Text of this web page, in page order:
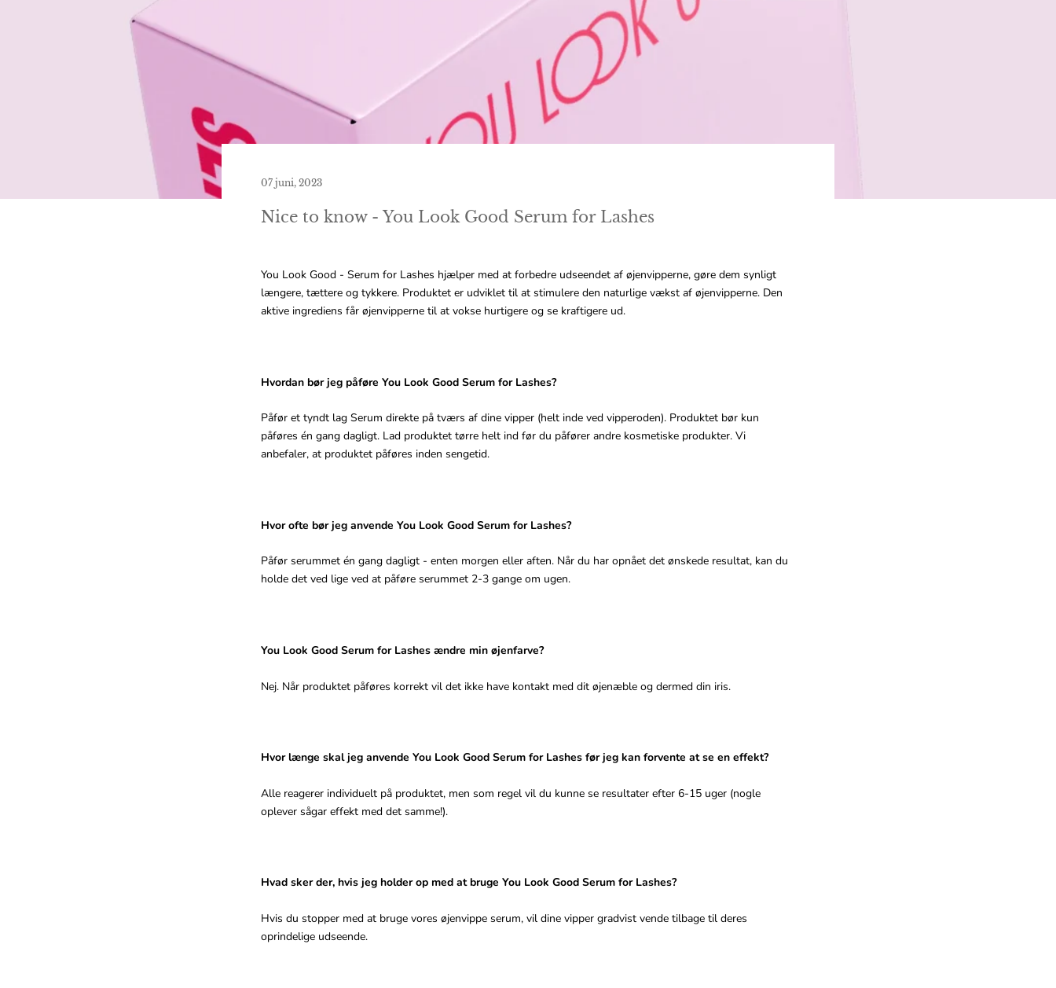
07 juni, 2023
Nice to know - You Look Good Serum for Lashes
You Look Good - Serum for Lashes hjælper med at forbedre udseendet af øjenvipperne, gøre dem synligt
længere, tættere og tykkere. Produktet er udviklet til at stimulere den naturlige vækst af øjenvipperne. Den
aktive ingrediens får øjenvipperne til at vokse hurtigere og se kraftigere ud.
Hvordan bør jeg påføre You Look Good Serum for Lashes?
Påfør et tyndt lag Serum direkte på tværs af dine vipper (helt inde ved vipperoden). Produktet bør kun
påføres én gang dagligt. Lad produktet tørre helt ind før du påfører andre kosmetiske produkter. Vi
anbefaler, at produktet påføres inden sengetid.
Hvor ofte bør jeg anvende You Look Good Serum for Lashes?
Påfør serummet én gang dagligt - enten morgen eller aften. Når du har opnået det ønskede resultat, kan du
holde det ved lige ved at påføre serummet 2-3 gange om ugen.
You Look Good Serum for Lashes ændre min øjenfarve?
Nej. Når produktet påføres korrekt vil det ikke have kontakt med dit øjenæble og dermed din iris.
Hvor længe skal jeg anvende You Look Good Serum for Lashes før jeg kan forvente at se en effekt?
Alle reagerer individuelt på produktet, men som regel vil du kunne se resultater efter 6-15 uger (nogle
oplever sågar effekt med det samme!).
Hvad sker der, hvis jeg holder op med at bruge You Look Good Serum for Lashes?
Hvis du stopper med at bruge vores øjenvippe serum, vil dine vipper gradvist vende tilbage til deres
oprindelige udseende.